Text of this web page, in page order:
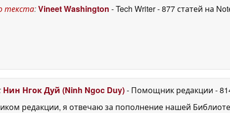
подозревая, что в
них нет дисков
продажах29 June 2026
June 2026
текста:Vineet Washington - Tech Writer- 877 статей на
Нин Нгок Дуй (Ninh Ngoc Duy)- Помощник редакции -
редакции, я отвечаю за пополнение нашей